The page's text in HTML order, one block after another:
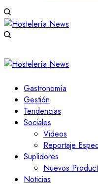
Gastronomía
Gestión
Tendencias
Sociales
Videos
Reportaje
Suplidores
Nuevos
Noticias